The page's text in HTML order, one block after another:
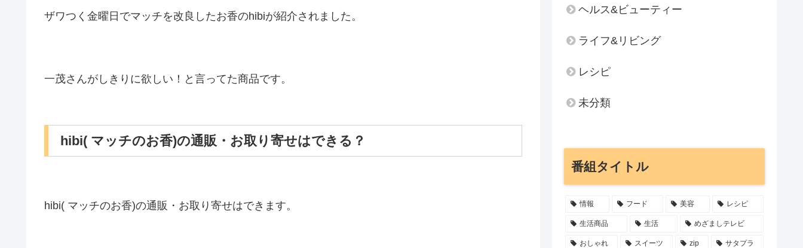
ザワつく金曜日でマッチを改良したお香のhibiが紹介されました。
一茂さんがしきりに欲しい！と言ってた商品です。
hibi( マッチのお香)の通販・お取り寄せはできる？
hibi( マッチのお香)の通販・お取り寄せはできます。
ヘルス&ビューティー
ライフ&リビング
レシピ
未分類
番組タイトル
情報 フード 美容 レシピ
生活商品 生活 めざましテレビ
おしゃれ スイーツ zip サタプラ